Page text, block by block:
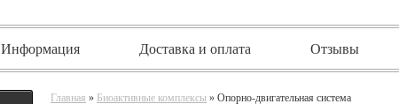
Информация Доставка и оплата Отзывы
Главная » Биоактивные комплексы » Опорно-двигательная система